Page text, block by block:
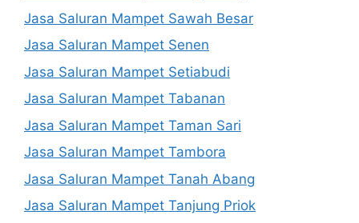
Jasa Saluran Mampet Sawah Besar
Jasa Saluran Mampet Senen
Jasa Saluran Mampet Setiabudi
Jasa Saluran Mampet Tabanan
Jasa Saluran Mampet Taman Sari
Jasa Saluran Mampet Tambora
Jasa Saluran Mampet Tanah Abang
Jasa Saluran Mampet Tanjung Priok